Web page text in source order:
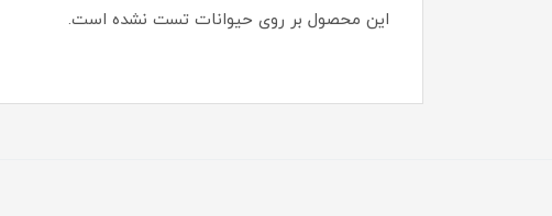
این محصول بر روی حیوانات تست نشده است.